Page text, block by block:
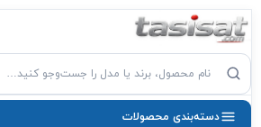
اصلی
دسته‌بندی محصولات